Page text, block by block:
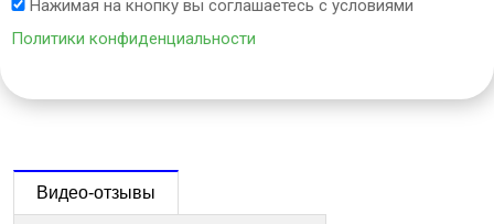
Нажимая на кнопку вы соглашаетесь с условиями
Политики конфиденциальности
Видео-отзывы